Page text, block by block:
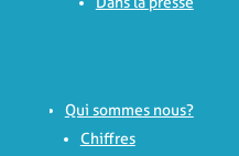
Qui sommes nous?
Chiffres